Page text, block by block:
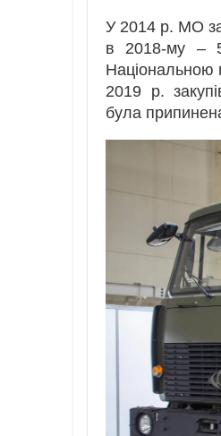
У 2014 р. МО
в 2018-му –
Національною
2019 р.
була